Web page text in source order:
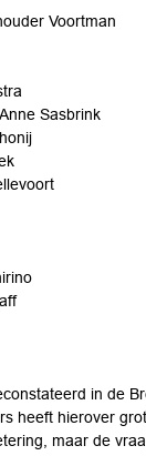
Voortman
Sasbrink
in de
heeft hierover
maar de